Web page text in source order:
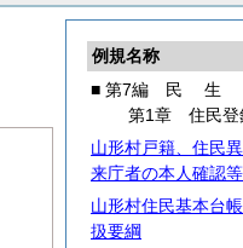
例規名称
■ 第7編
民 生
第1章 住民登
山形村戸籍、住民
来庁者の本人確認
山形村住民基本台
扱要綱